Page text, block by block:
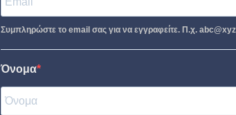
Συμπληρώστε το email σας για να εγγραφείτε. Π.χ.
Όνομα